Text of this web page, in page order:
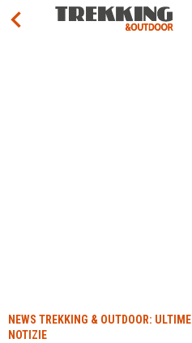
NEWS TREKKING & OUTDOOR: ULTIME
NOTIZIE